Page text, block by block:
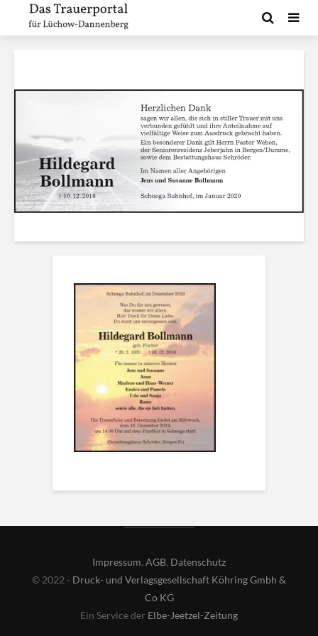
Impressum, AGB, Datenschutz
© 2022 - Druck- und Verlagsgesellschaft Köhring Gmbh &
Co KG
Ein Service der Elbe-Jeetzel-Zeitung